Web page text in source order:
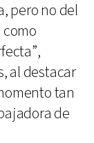
pero no del
al destacar
tan
de